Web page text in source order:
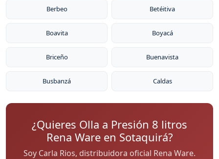
Berbeo Betéitiva
Boavita Boyacá
Briceño Buenavista
Busbanzá Caldas
¿Quieres Olla a Presión 8 litros
Rena Ware en Sotaquirá?
Soy Carla Rios, distribuidora oficial Rena Ware.